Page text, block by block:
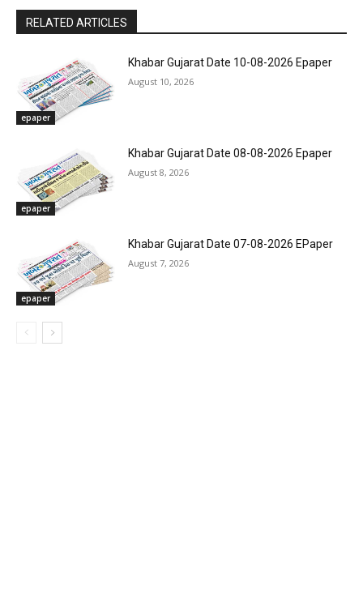
RELATED ARTICLES
epaper
Khabar Gujarat Date 10-08-2026 Epaper
August 10, 2026
epaper
Khabar Gujarat Date 08-08-2026 Epaper
August 8, 2026
epaper
Khabar Gujarat Date 07-08-2026 EPaper
August 7, 2026